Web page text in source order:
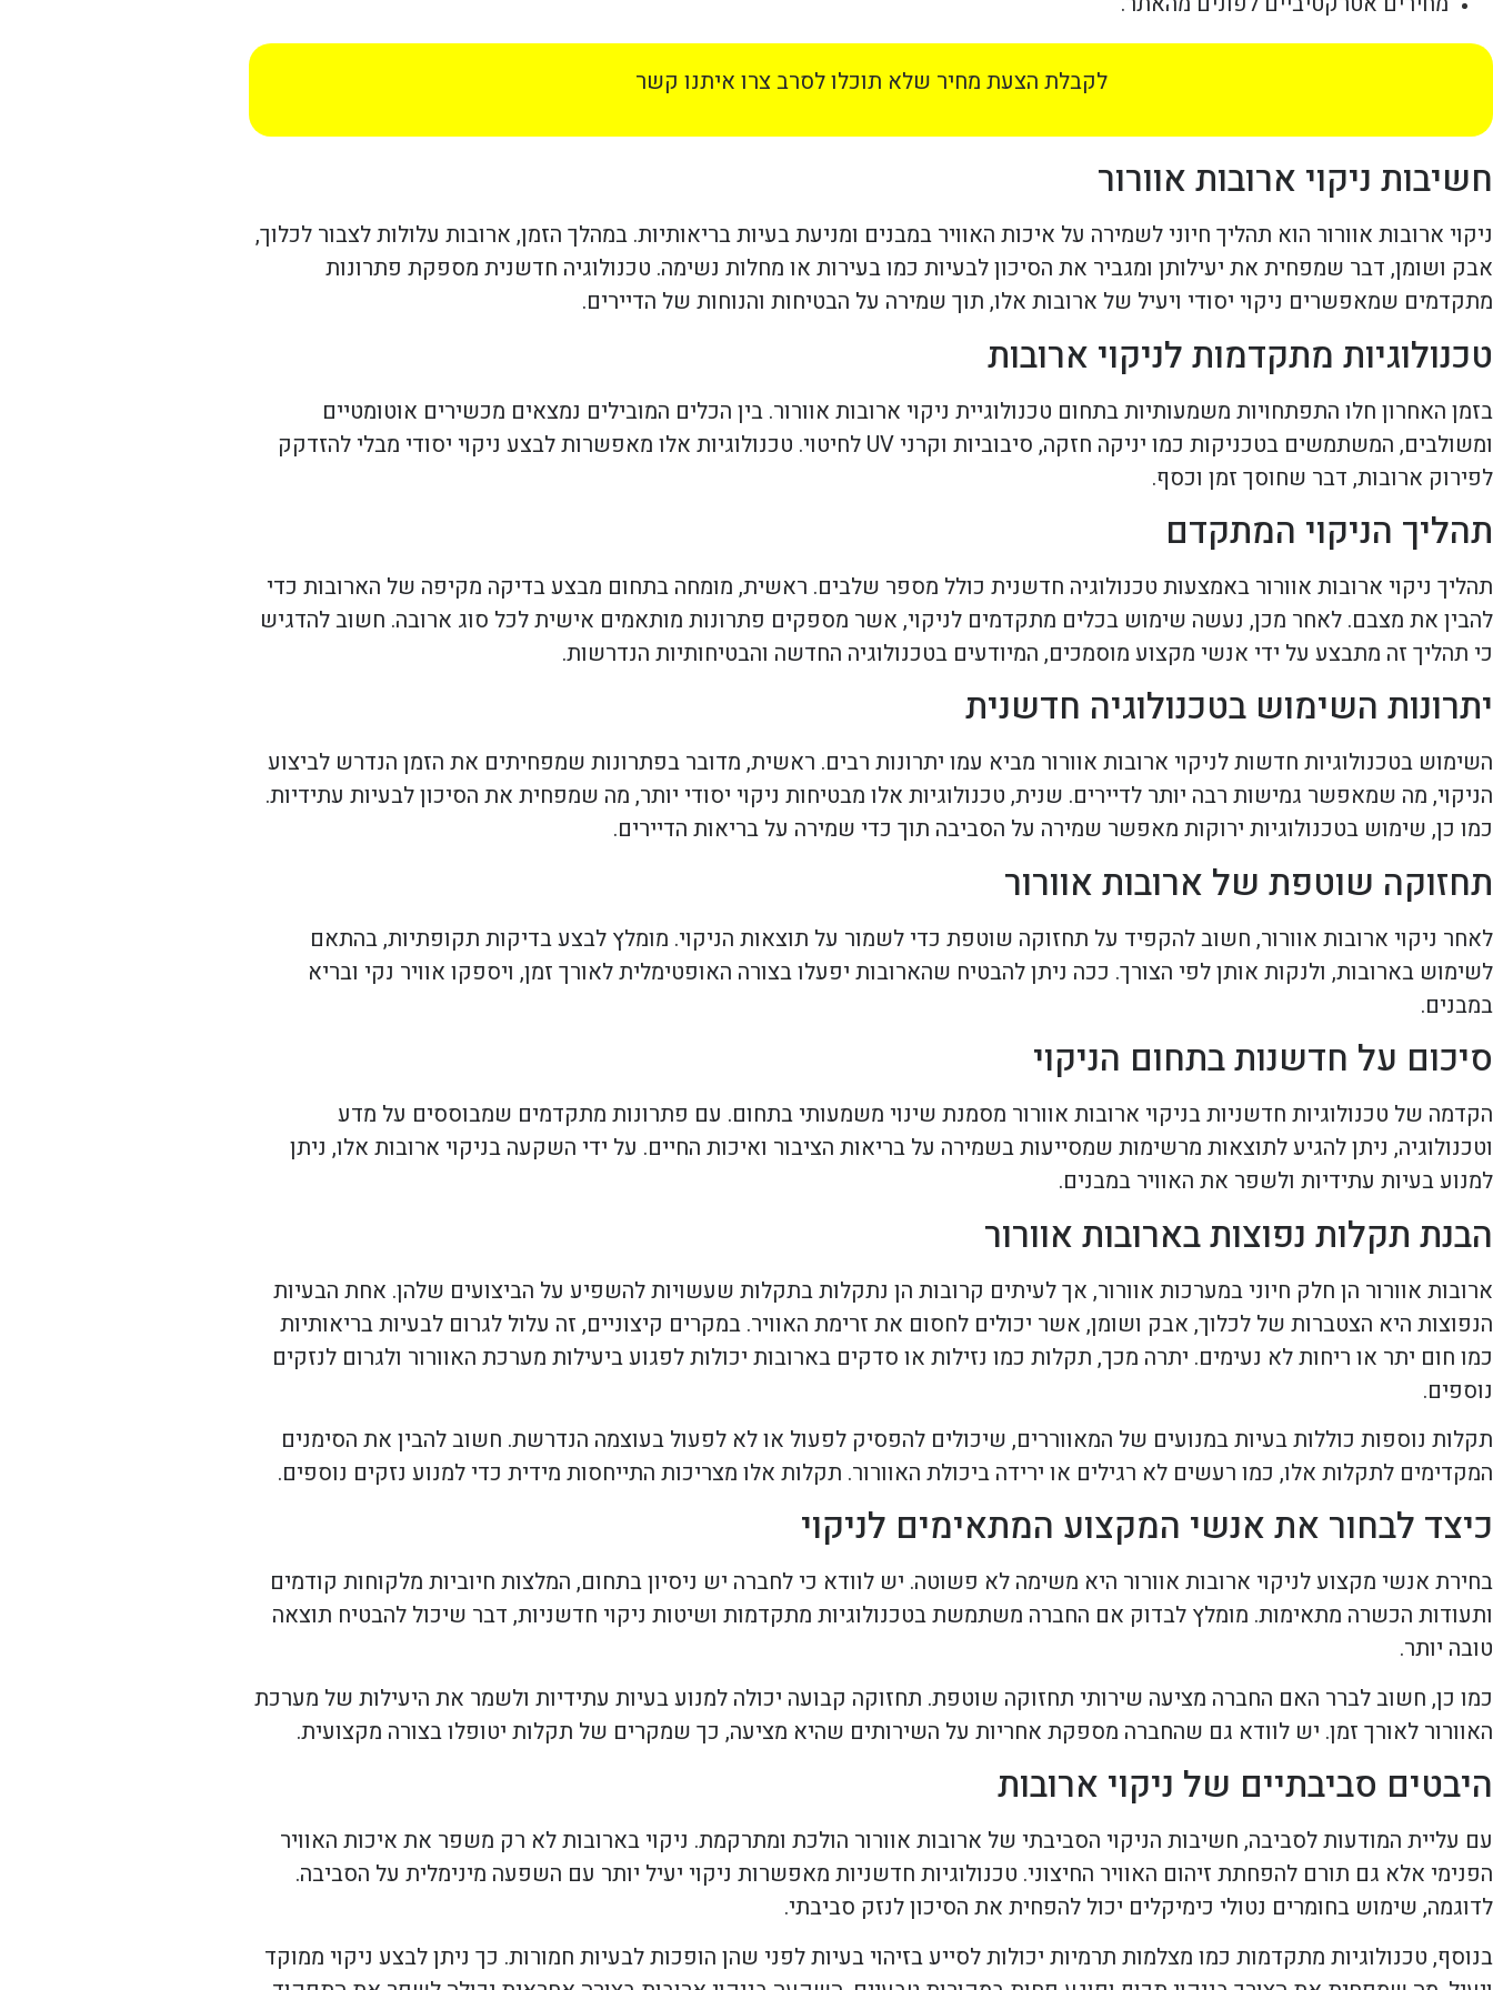
לקבלת הצעת מחיר שלא תוכלו לסרב צרו איתנו קשר
חשיבות ניקוי ארובות אוורור
ניקוי ארובות אוורור הוא תהליך חיוני לשמירה על איכות האוויר במבנים ומניעת בעיות בריאותיות. במהלך הזמן, ארובות עלולות לצבור לכלוך,
אבק ושומן, דבר שמפחית את יעילותן ומגביר את הסיכון לבעיות כמו בעירות או מחלות נשימה. טכנולוגיה חדשנית מספקת פתרונות
מתקדמים שמאפשרים ניקוי יסודי ויעיל של ארובות אלו, תוך שמירה על הבטיחות והנוחות של הדיירים.
טכנולוגיות מתקדמות לניקוי ארובות
בזמן האחרון חלו התפתחויות משמעותיות בתחום טכנולוגיית ניקוי ארובות אוורור. בין הכלים המובילים נמצאים מכשירים אוטומטיים
ומשולבים, המשתמשים בטכניקות כמו יניקה חזקה, סיבוביות וקרני UV לחיטוי. טכנולוגיות אלו מאפשרות לבצע ניקוי יסודי מבלי להזדקק
לפירוק ארובות, דבר שחוסך זמן וכסף.
תהליך הניקוי המתקדם
תהליך ניקוי ארובות אוורור באמצעות טכנולוגיה חדשנית כולל מספר שלבים. ראשית, מומחה בתחום מבצע בדיקה מקיפה של הארובות כדי
להבין את מצבם. לאחר מכן, נעשה שימוש בכלים מתקדמים לניקוי, אשר מספקים פתרונות מותאמים אישית לכל סוג ארובה. חשוב להדגיש
כי תהליך זה מתבצע על ידי אנשי מקצוע מוסמכים, המיודעים בטכנולוגיה החדשה והבטיחותיות הנדרשות.
יתרונות השימוש בטכנולוגיה חדשנית
השימוש בטכנולוגיות חדשות לניקוי ארובות אוורור מביא עמו יתרונות רבים. ראשית, מדובר בפתרונות שמפחיתים את הזמן הנדרש לביצוע
הניקוי, מה שמאפשר גמישות רבה יותר לדיירים. שנית, טכנולוגיות אלו מבטיחות ניקוי יסודי יותר, מה שמפחית את הסיכון לבעיות עתידיות.
כמו כן, שימוש בטכנולוגיות ירוקות מאפשר שמירה על הסביבה תוך כדי שמירה על בריאות הדיירים.
תחזוקה שוטפת של ארובות אוורור
לאחר ניקוי ארובות אוורור, חשוב להקפיד על תחזוקה שוטפת כדי לשמור על תוצאות הניקוי. מומלץ לבצע בדיקות תקופתיות, בהתאם
לשימוש בארובות, ולנקות אותן לפי הצורך. ככה ניתן להבטיח שהארובות יפעלו בצורה האופטימלית לאורך זמן, ויספקו אוויר נקי ובריא
במבנים.
סיכום על חדשנות בתחום הניקוי
הקדמה של טכנולוגיות חדשניות בניקוי ארובות אוורור מסמנת שינוי משמעותי בתחום. עם פתרונות מתקדמים שמבוססים על מדע
וטכנולוגיה, ניתן להגיע לתוצאות מרשימות שמסייעות בשמירה על בריאות הציבור ואיכות החיים. על ידי השקעה בניקוי ארובות אלו, ניתן
למנוע בעיות עתידיות ולשפר את האוויר במבנים.
הבנת תקלות נפוצות בארובות אוורור
ארובות אוורור הן חלק חיוני במערכות אוורור, אך לעיתים קרובות הן נתקלות בתקלות שעשויות להשפיע על הביצועים שלהן. אחת הבעיות
הנפוצות היא הצטברות של לכלוך, אבק ושומן, אשר יכולים לחסום את זרימת האוויר. במקרים קיצוניים, זה עלול לגרום לבעיות בריאותיות
כמו חום יתר או ריחות לא נעימים. יתרה מכך, תקלות כמו נזילות או סדקים בארובות יכולות לפגוע ביעילות מערכת האוורור ולגרום לנזקים
נוספים.
תקלות נוספות כוללות בעיות במנועים של המאווררים, שיכולים להפסיק לפעול או לא לפעול בעוצמה הנדרשת. חשוב להבין את הסימנים
המקדימים לתקלות אלו, כמו רעשים לא רגילים או ירידה ביכולת האוורור. תקלות אלו מצריכות התייחסות מידית כדי למנוע נזקים נוספים.
כיצד לבחור את אנשי המקצוע המתאימים לניקוי
בחירת אנשי מקצוע לניקוי ארובות אוורור היא משימה לא פשוטה. יש לוודא כי לחברה יש ניסיון בתחום, המלצות חיוביות מלקוחות קודמים
ותעודות הכשרה מתאימות. מומלץ לבדוק אם החברה משתמשת בטכנולוגיות מתקדמות ושיטות ניקוי חדשניות, דבר שיכול להבטיח תוצאה
טובה יותר.
כמו כן, חשוב לברר האם החברה מציעה שירותי תחזוקה שוטפת. תחזוקה קבועה יכולה למנוע בעיות עתידיות ולשמר את היעילות של מערכת
האוורור לאורך זמן. יש לוודא גם שהחברה מספקת אחריות על השירותים שהיא מציעה, כך שמקרים של תקלות יטופלו בצורה מקצועית.
היבטים סביבתיים של ניקוי ארובות
עם עליית המודעות לסביבה, חשיבות הניקוי הסביבתי של ארובות אוורור הולכת ומתרקמת. ניקוי בארובות לא רק משפר את איכות האוויר
הפנימי אלא גם תורם להפחתת זיהום האוויר החיצוני. טכנולוגיות חדשניות מאפשרות ניקוי יעיל יותר עם השפעה מינימלית על הסביבה.
לדוגמה, שימוש בחומרים נטולי כימיקלים יכול להפחית את הסיכון לנזק סביבתי.
בנוסף, טכנולוגיות מתקדמות כמו מצלמות תרמיות יכולות לסייע בזיהוי בעיות לפני שהן הופכות לבעיות חמורות. כך ניתן לבצע ניקוי ממוקד